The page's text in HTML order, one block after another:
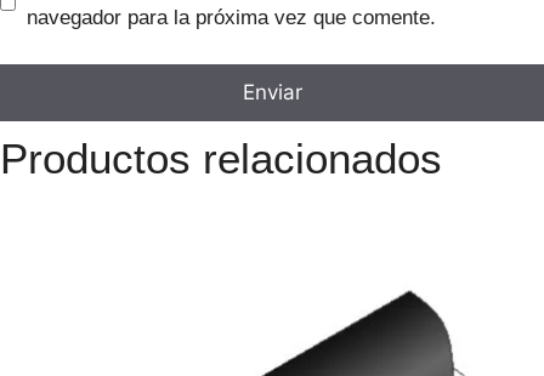
navegador para la próxima vez que comente.
Productos relacionados